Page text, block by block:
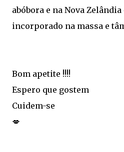
abóbora e na Nova
incorporado na massa e
Bom apetite !!!!
Espero que gostem
Cuidem-se
💋